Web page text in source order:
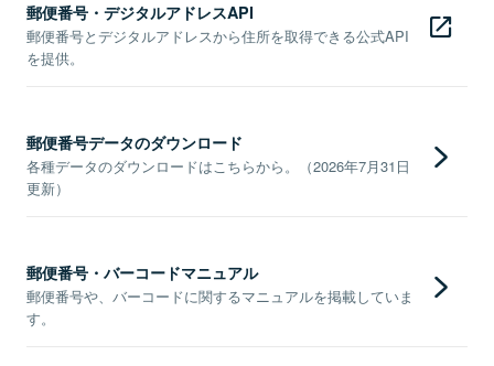
郵便番号・デジタルアドレスAPI
郵便番号とデジタルアドレスから住所を取得できる公式API
を提供。
郵便番号データのダウンロード
各種データのダウンロードはこちらから。（2026年7月31日
更新）
郵便番号・バーコードマニュアル
郵便番号や、バーコードに関するマニュアルを掲載していま
す。